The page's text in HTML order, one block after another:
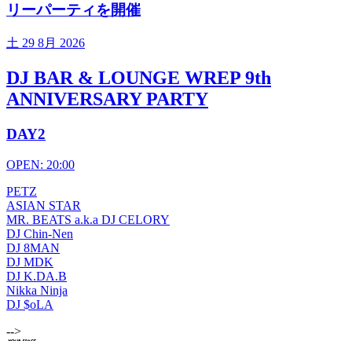
リーパーティを開催
土 29 8月 2026
DJ BAR & LOUNGE WREP 9th
ANNIVERSARY PARTY
DAY2
OPEN: 20:00
PETZ
ASIAN STAR
MR. BEATS a.k.a DJ CELORY
DJ Chin-Nen
DJ 8MAN
DJ MDK
DJ K.DA.B
Nikka Ninja
DJ $oLA
-->